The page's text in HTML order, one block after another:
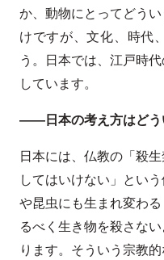
か、動物にとってどう
けですが、文化、時代
う。日本では、江戸時
しています。
――日本の考え方はどう
日本には、仏教の「殺
してはいけない」とい
や昆虫にも生まれ変わ
るべく生き物を殺さな
ります。そういう宗教